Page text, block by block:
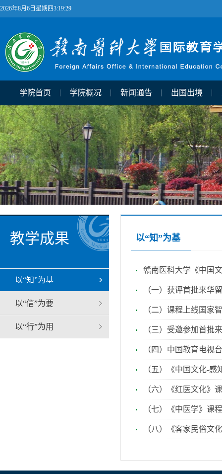
2026年8月6日星期四3:19:29
学院首页 学院概况 新闻通告 出国出境
教学成果
以“知”为基
以“信”为要
以“行”为用
以“知”为基
赣南医科大学《中国
（一）获评首批来华
（二）课程上线国家
（三）受邀参加首批
（四）中国教育电视
（五）《中国文化-
（六）《红医文化》
（七）《中医学》课程
（八）《客家民俗文